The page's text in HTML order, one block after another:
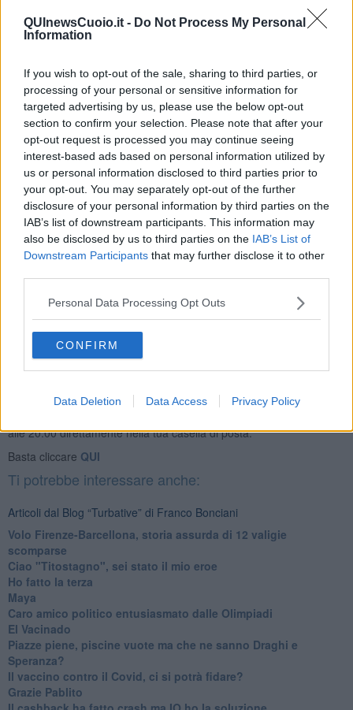
QUInewsCuoio.it - Do Not Process My Personal
Information
If you wish to opt-out of the sale, sharing to third parties, or
processing of your personal or sensitive information for
targeted advertising by us, please use the below opt-out
section to confirm your selection. Please note that after your
opt-out request is processed you may continue seeing
interest-based ads based on personal information utilized by
us or personal information disclosed to third parties prior to
your opt-out. You may separately opt-out of the further
disclosure of your personal information by third parties on the
IAB’s list of downstream participants. This information may
also be disclosed by us to third parties on the IAB’s List of
Downstream Participants that may further disclose it to other
Personal Data Processing Opt Outs
CONFIRM
Data Deletion Data Access Privacy Policy
Amici che aderiscono alla nuova linea in fibra per casa, e senza
averlo richiesto si vedono consegnare (lo ritira una moglie ignara) il
pacco contenente il decoder per la web TV. Con sovrapprezzo,
voglio, venite a riprendervelo”, la risposta è stata “Non dovevate
ritirarlo, adesso ce lo rispedite tramite corriere a spese vostre”. “Ve
lo riporto in negozio”. “No, in negozio non è possibile, rispeditelo.
spese vostre
Poi, se si volesse insistere, si potrebbe parlare anche del gioco
d’azzardo, delle scommesse, delle slot rovina famiglie statalizzate
per togliere il business alla malavita, col risultato che adesso è
legale e facile, per qualunque disgraziato, andare a rovinarsi in un
bar o in qualche Casa del Popolo. Un rimedio peggiore del male,
alla fine. Un caos studiato.
Uno Stato che fa finta di non vedere, magari in cambio di qualche
benefit, di un po’ di sponsorizzazioni. Un modo subdolo di far
Franco Bonciani
Se vuoi leggere le notizie principali della Toscana iscriviti alla
alle 20:00 direttamente nella tua casella di posta.
Basta cliccare QUI
Ti potrebbe interessare anche:
Articoli dal Blog “Turbative” di Franco Bonciani
Volo Firenze-Barcellona, storia assurda di 12 valigie
scomparse
Ciao "Titostagno", sei stato il mio eroe
Ho fatto la terza
Maya
Caro amico politico entusiasmato dalle Olimpiadi
El Vacinado
Piazze piene, piscine vuote ma che ne sanno Draghi e
Speranza?
​Il vaccino contro il Covid, ci si potrà fidare?
Grazie Pablito